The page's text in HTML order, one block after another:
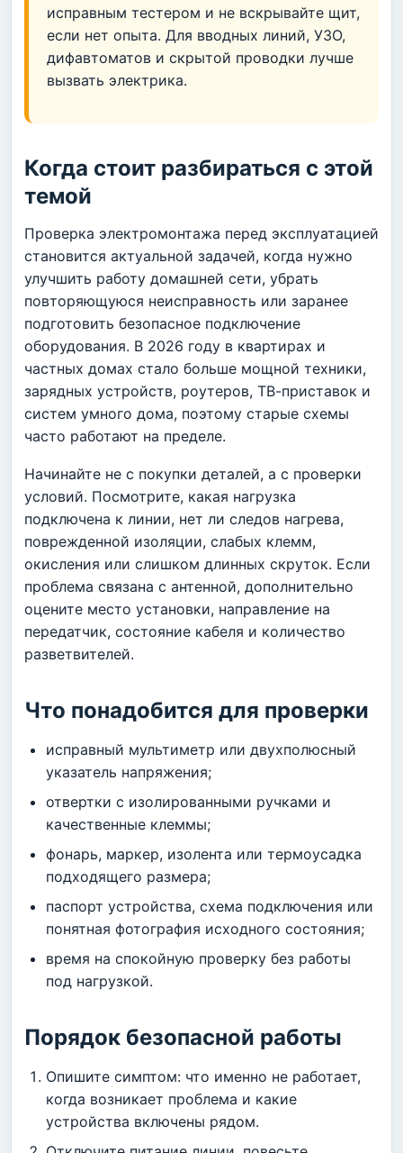
исправным тестером и не вскрывайте щит,
если нет опыта. Для вводных линий, УЗО,
дифавтоматов и скрытой проводки лучше
вызвать электрика.
Когда стоит разбираться с этой
темой
Проверка электромонтажа перед эксплуатацией
становится актуальной задачей, когда нужно
улучшить работу домашней сети, убрать
повторяющуюся неисправность или заранее
подготовить безопасное подключение
оборудования. В 2026 году в квартирах и
частных домах стало больше мощной техники,
зарядных устройств, роутеров, ТВ-приставок и
систем умного дома, поэтому старые схемы
часто работают на пределе.
Начинайте не с покупки деталей, а с проверки
условий. Посмотрите, какая нагрузка
подключена к линии, нет ли следов нагрева,
поврежденной изоляции, слабых клемм,
окисления или слишком длинных скруток. Если
проблема связана с антенной, дополнительно
оцените место установки, направление на
передатчик, состояние кабеля и количество
разветвителей.
Что понадобится для проверки
исправный мультиметр или двухполюсный
указатель напряжения;
отвертки с изолированными ручками и
качественные клеммы;
фонарь, маркер, изолента или термоусадка
подходящего размера;
паспорт устройства, схема подключения или
понятная фотография исходного состояния;
время на спокойную проверку без работы
под нагрузкой.
Порядок безопасной работы
Опишите симптом: что именно не работает,
когда возникает проблема и какие
устройства включены рядом.